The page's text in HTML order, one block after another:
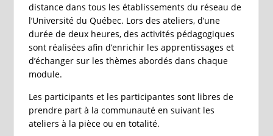
distance dans tous les établissements du réseau de
l’Université du Québec. Lors des ateliers, d’une
durée de deux heures, des activités pédagogiques
sont réalisées afin d’enrichir les apprentissages et
d’échanger sur les thèmes abordés dans chaque
module.
Les participants et les participantes sont libres de
prendre part à la communauté en suivant les
ateliers à la pièce ou en totalité.